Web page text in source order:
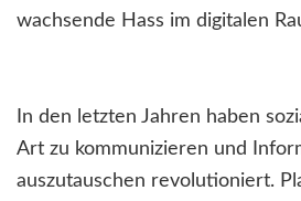
wachsende Hass im digitalen
In den letzten Jahren haben
Art zu kommunizieren und
auszutauschen revolutioniert.